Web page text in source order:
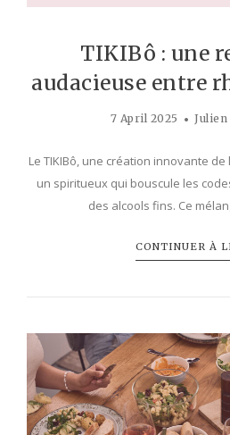
TIKIBô : une
audacieuse entre
7 April 2025 Julien
Le TIKIBô, une création innovante
un spiritueux qui bouscule les
des alcools fins. Ce
CONTINUER À